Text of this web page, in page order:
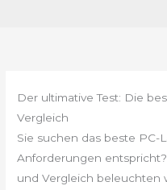
Der ultimative Test: Die
Vergleich
Sie suchen das beste PC-
Anforderungen
und Vergleich beleuchten